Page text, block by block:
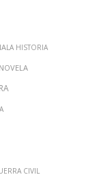
LA HISTORIA
NOVELA
CIVIL